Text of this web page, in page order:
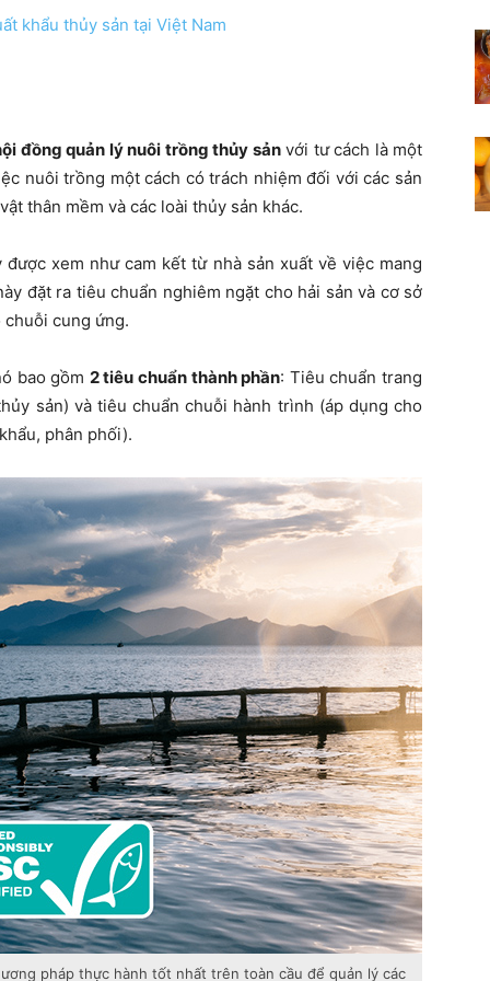
khẩu thủy sản tại Việt Nam
đồng quản lý nuôi trồng thủy sảnvới tư cách là một
nuôi trồng một cách có trách nhiệm đối với các sản
thân mềm và các loài thủy sản khác.
xem như cam kết từ nhà sản xuất về việc mang
đặt ra tiêu chuẩn nghiêm ngặt cho hải sản và cơ sở
cung ứng.
bao gồm 2 tiêu chuẩn thành phần: Tiêu chuẩn trang
sản) và tiêu chuẩn chuỗi hành trình (áp dụng cho
phân phối).
pháp thực hành tốt nhất trên toàn cầu để quản lý các